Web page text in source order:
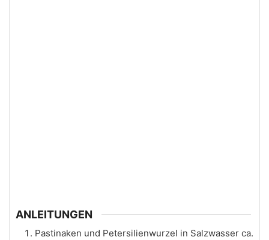
ANLEITUNGEN
Pastinaken und Petersilienwurzel in Salzwasser ca.